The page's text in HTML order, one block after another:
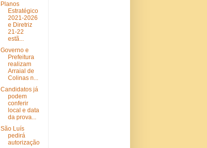
Planos
Estratégico
2021-2026
e Diretriz
21-22
estã...
Governo e
Prefeitura
realizam
Arraial de
Colinas n...
Candidatos já
podem
conferir
local e data
da prova...
São Luís
pedirá
autorização